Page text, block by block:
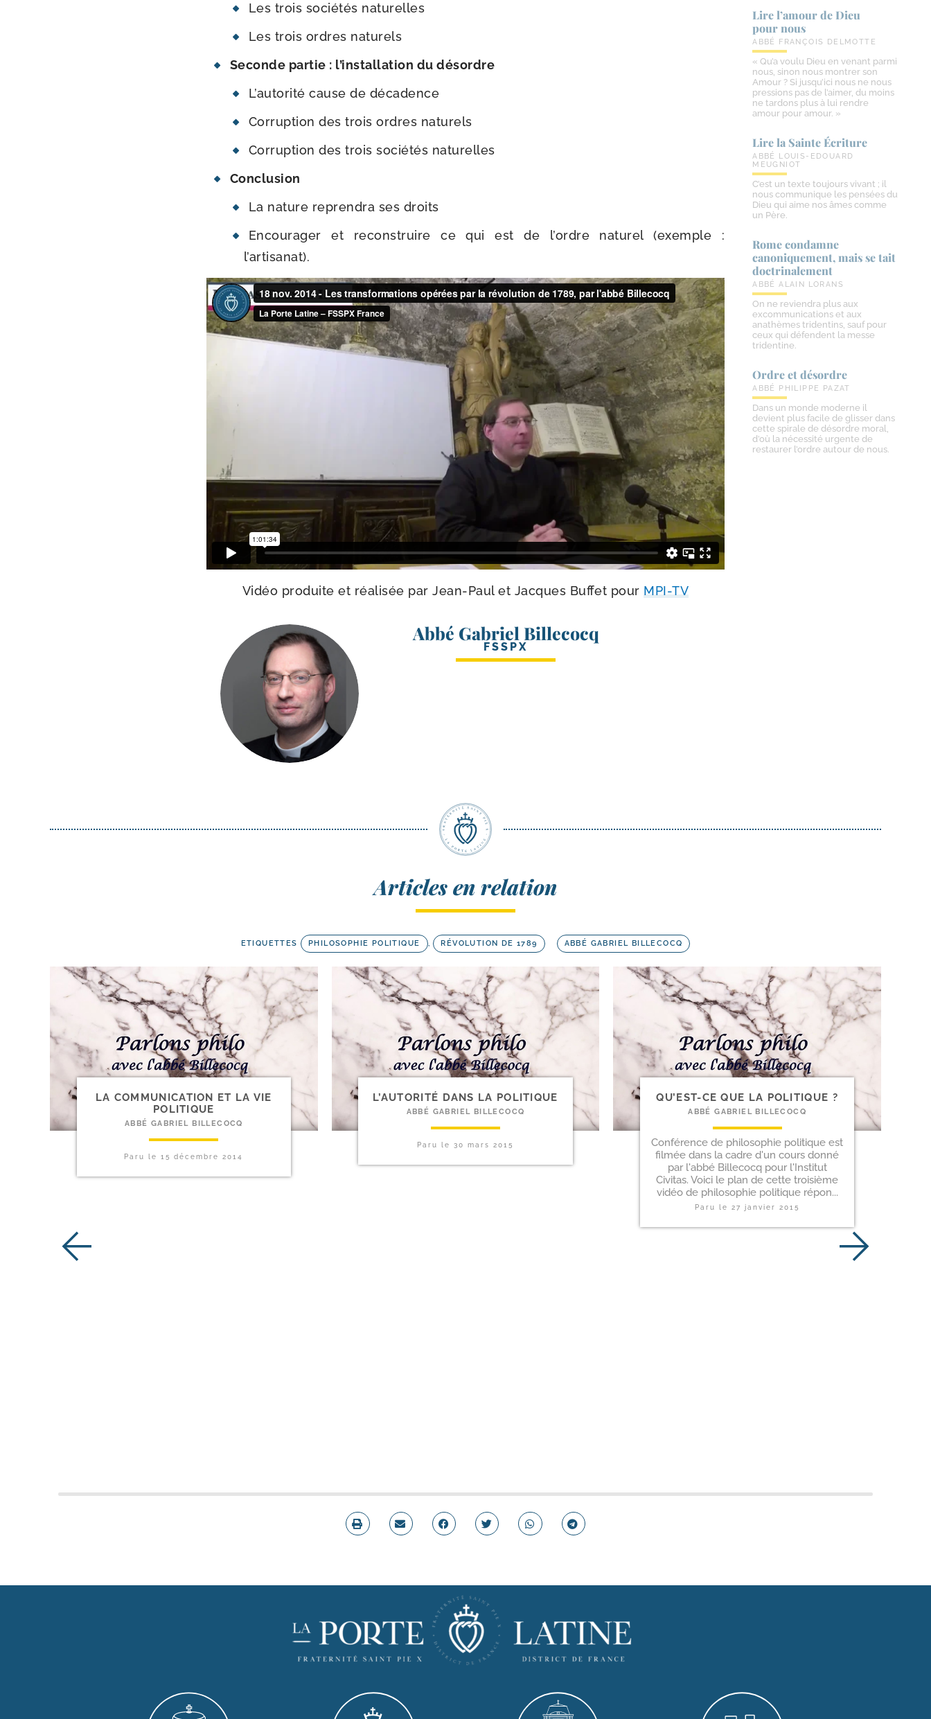
Les trois socié­tés naturelles
Les trois ordres naturels
Seconde par­tie : l’installation du désordre
L’autorité cause de décadence
Corruption des trois ordres naturels
Corruption des trois socié­tés naturelles
Conclusion
La nature repren­dra ses droits
Encourager et recons­truire ce qui est de l’ordre natu­rel (exemple :
l’artisanat).
Vidéo pro­duite et réa­li­sée par Jean-​Paul et Jacques Buffet pour MPI-​TV
Abbé Gabriel Billecocq
FSSPX
Lire l’amour de Dieu
pour nous
ABBÉ FRANÇOIS DELMOTTE
« Qu’a voulu Dieu en venant parmi
nous, sinon nous montrer son
Amour ? Si jusqu’ici nous ne nous
pressions pas de l’aimer, du moins
ne tardons plus à lui rendre
amour pour amour. »
Lire la Sainte Écriture
ABBÉ LOUIS-EDOUARD
MEUGNIOT
C’est un texte toujours vivant ; il
nous communique les pensées du
Dieu qui aime nos âmes comme
un Père.
Rome condamne
canoniquement, mais se tait
doctrinalement
ABBÉ ALAIN LORANS
On ne reviendra plus aux
excommunications et aux
anathèmes tridentins, sauf pour
ceux qui défendent la messe
tridentine.
Ordre et désordre
ABBÉ PHILIPPE PAZAT
Dans un monde moderne il
devient plus facile de glisser dans
cette spirale de désordre moral,
d’où la nécessité urgente de
restaurer l’ordre autour de nous.
Articles en relation
ETIQUETTES PHILOSOPHIE POLITIQUE , RÉVOLUTION DE 1789 ABBÉ GABRIEL BILLECOCQ
LA COMMUNICATION ET LA VIE
POLITIQUE
ABBÉ GABRIEL BILLECOCQ
Paru le15 décembre 2014
L’AUTORITÉ DANS LA POLITIQUE
ABBÉ GABRIEL BILLECOCQ
Paru le30 mars 2015
QU’EST-​CE QUE LA POLITIQUE ?
ABBÉ GABRIEL BILLECOCQ
Conférence de philosophie politique est
filmée dans la cadre d'un cours donné
par l'abbé Billecocq pour l'Institut
Civitas. Voici le plan de cette troisième
vidéo de philosophie politique répon...
Paru le27 janvier 2015